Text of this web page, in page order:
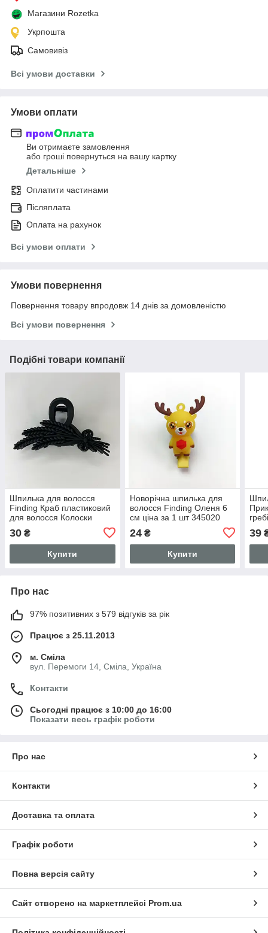
Магазини Rozetka
Укрпошта
Самовивіз
Всі умови доставки
Умови оплати
Ви отримаєте замовлення
або гроші повернуться на вашу картку
Детальніше
Оплатити частинами
Післяплата
Оплата на рахунок
Всі умови оплати
Умови повернення
Повернення товару впродовж 14 днів за домовленістю
Всі умови повернення
Подібні товари компанії
Шпилька для волосся
Finding Краб пластиковий
для волосся Колоски
30 ₴
Купити
Новорічна шпилька для
волосся Finding Оленя 6
см ціна за 1 шт 345020
24₴
Купити
3.8
39
Про нас
97% позитивних з 579 відгуків за рік
Працює з 25.11.2013
м. Сміла
вул. Перемоги 14, Сміла, Україна
Контакти
Сьогодні працює з 10:00 до 16:00
Показати весь графік роботи
Про нас
Контакти
Доставка та оплата
Графік роботи
Повна версія сайту
Сайт створено на маркетплейсі Prom.ua